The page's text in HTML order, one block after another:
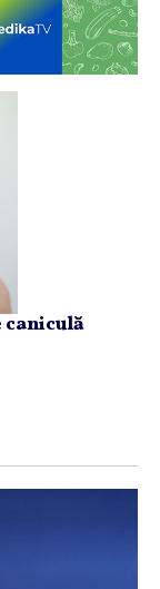
caniculă